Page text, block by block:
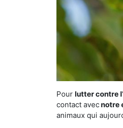
Pour lutter contre
contact avecnotre
animaux qui